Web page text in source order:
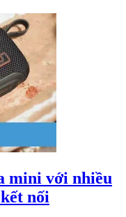
mini với nhiều
nối